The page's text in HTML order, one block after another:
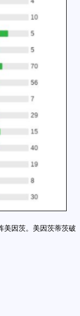
因茨。美因茨蒂茨破